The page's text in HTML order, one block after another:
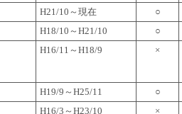
H21/10～現在
○
H18/10～H21/10
○
H16/11～H18/9 ×
H19/9～H25/11
○
H16/3～H23/10 ×